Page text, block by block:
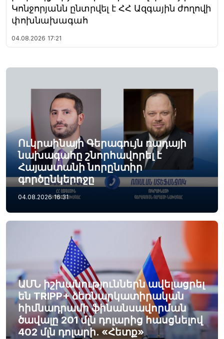
Կոնջորյանն ընտրվել է ՀՀ Ազգային ժողովի
փոխնախագահ
04.08.2026 17:21
Ուկրաինայի Գերագույն ռադայի
նախագահը շնորհավորել է
Հայաստանի նորընտիր
գործընկերոջը
04.08.2026 16:31
ԱՄՆ իշխանություններն ավելացրել
են TRIPP+ ձեռնարկատիրական
հիմնադրամի ֆինանսավորման
ծավալը 201 մլն դոլարից հասցնելով
402 մլն դոլարի. «Հետք»